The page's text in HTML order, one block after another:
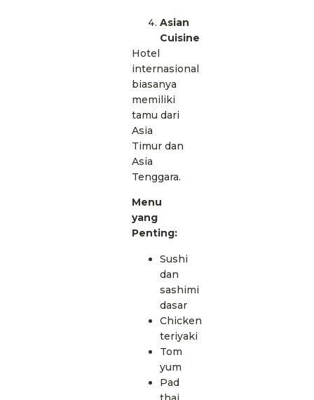
Asian
Cuisine
Hotel
internasional
biasanya
memiliki
tamu dari
Asia
Timur dan
Asia
Tenggara.
Menu
yang
Penting:
Sushi
dan
sashimi
dasar
Chicken
teriyaki
Tom
yum
Pad